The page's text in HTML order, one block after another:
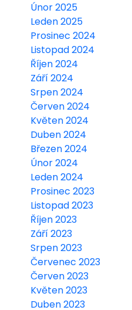
Únor 2025
Leden 2025
Prosinec 2024
Listopad 2024
Říjen 2024
Září 2024
Srpen 2024
Červen 2024
Květen 2024
Duben 2024
Březen 2024
Únor 2024
Leden 2024
Prosinec 2023
Listopad 2023
Říjen 2023
Září 2023
Srpen 2023
Červenec 2023
Červen 2023
Květen 2023
Duben 2023